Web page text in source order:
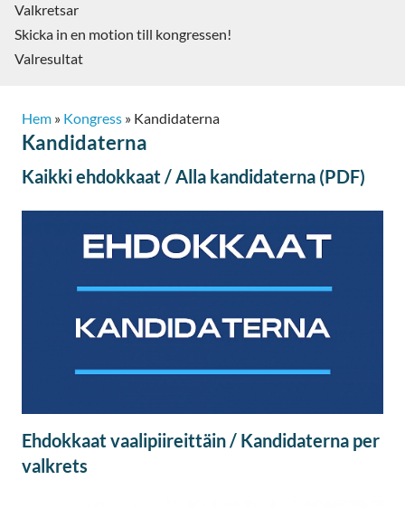
Valkretsar
Skicka in en motion till kongressen!
Valresultat
Hem » Kongress » Kandidaterna
Kandidaterna
Kaikki ehdokkaat / Alla kandidaterna (PDF)
Ehdokkaat vaalipiireittäin / Kandidaterna per
valkrets